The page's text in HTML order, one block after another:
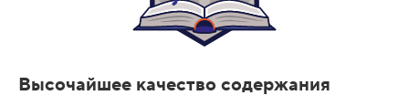
Высочайшее качество содержания